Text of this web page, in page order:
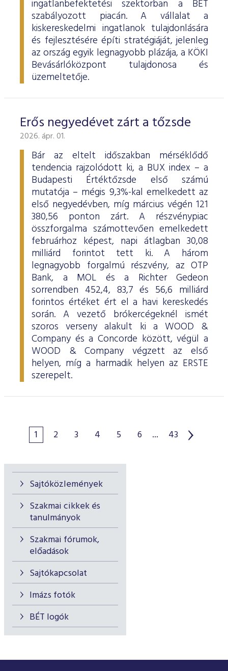
Sajtóközlemények
Szakmai cikkek és
tanulmányok
Szakmai fórumok,
előadások
Sajtókapcsolat
Imázs fotók
BÉT logók
ingatlanbefektetési szektorban a BÉT
szabályozott piacán. A vállalat a
kiskereskedelmi ingatlanok tulajdonlására
és fejlesztésére építi stratégiáját, jelenleg
az ország egyik legnagyobb plázája, a KÖKI
Bevásárlóközpont tulajdonosa és
üzemeltetője.
Erős negyedévet zárt a tőzsde
2026. ápr. 01.
Bár az eltelt időszakban mérséklődő
tendencia rajzolódott ki, a BUX index – a
Budapesti Értéktőzsde első számú
mutatója – mégis 9,3%-kal emelkedett az
első negyedévben, míg március végén 121
380,56 ponton zárt. A részvénypiac
összforgalma számottevően emelkedett
februárhoz képest, napi átlagban 30,08
milliárd forintot tett ki. A három
legnagyobb forgalmú részvény, az OTP
Bank, a MOL és a Richter Gedeon
sorrendben 452,4, 83,7 és 56,6 milliárd
forintos értéket ért el a havi kereskedés
során. A vezető brókercégeknél ismét
szoros verseny alakult ki a WOOD &
Company és a Concorde között, végül a
WOOD & Company végzett az első
helyen, míg a harmadik helyen az ERSTE
szerepelt.
1 2 3 4 5 6 ... 43